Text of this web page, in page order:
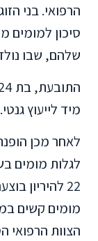
הרפואי. בני
סיכון למומים
שלהם, שבו
מיד לייעוץ
לאחר מכן
לגלות מומים
22 להיריון
הצוות הרפואי